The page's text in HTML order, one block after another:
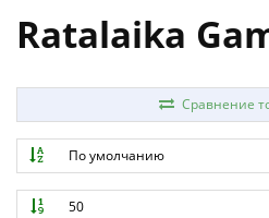
Ratalaika
Сравнение
По умолчанию
50